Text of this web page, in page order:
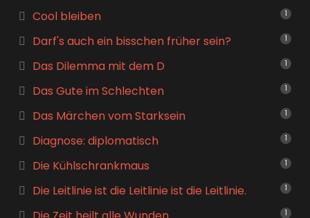
Cool bleiben 1
Darf's auch ein bisschen früher sein? 1
Das Dilemma mit dem D 1
Das Gute im Schlechten 1
Das Märchen vom Starksein 1
Diagnose: diplomatisch 1
Die Kühlschrankmaus 1
Die Leitlinie ist die Leitlinie ist die Leitlinie. 1
1